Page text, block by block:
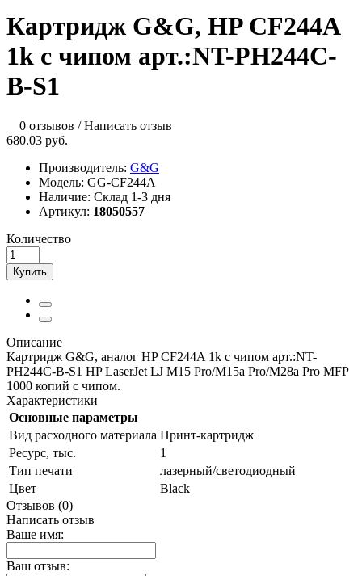
Картридж G&G, HP CF244A
1k с чипом арт.:NT-PH244C-
B-S1
0 отзывов /Написать отзыв
680.03 руб.
Производитель: G&G
Модель: GG-CF244A
Наличие: Склад 1-3 дня
Артикул: 18050557
Количество
Купить
Описание
Картридж G&G, аналог HP CF244A 1k с чипом арт.:NT-
PH244C-B-S1 HP LaserJet LJ M15 Pro/M15a Pro/M28a Pro MFP
1000 копий с чипом.
Характеристики
Основные параметры
Вид расходного материала Принт-картридж
Ресурс, тыс.
1
Тип печати
лазерный/светодиодный
Цвет
Black
Отзывов (0)
Написать отзыв
Ваше имя:
Ваш отзыв: